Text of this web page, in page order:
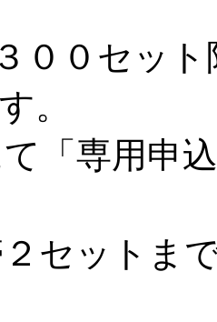
０セット
ます。
て「専用申
セットま